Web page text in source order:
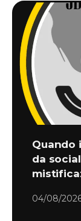
Quando
da
04/08/